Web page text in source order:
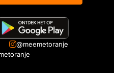
@meemetoranje